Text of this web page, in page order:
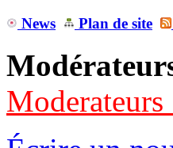
News Plan de site